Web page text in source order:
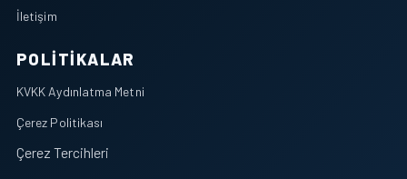
İletişim
POLITIKALAR
KVKK Aydınlatma Metni
Çerez Politikası
Çerez Tercihleri